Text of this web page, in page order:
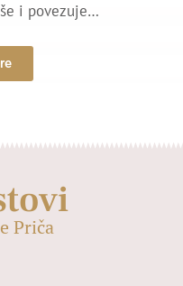
i povezuje…
Priča